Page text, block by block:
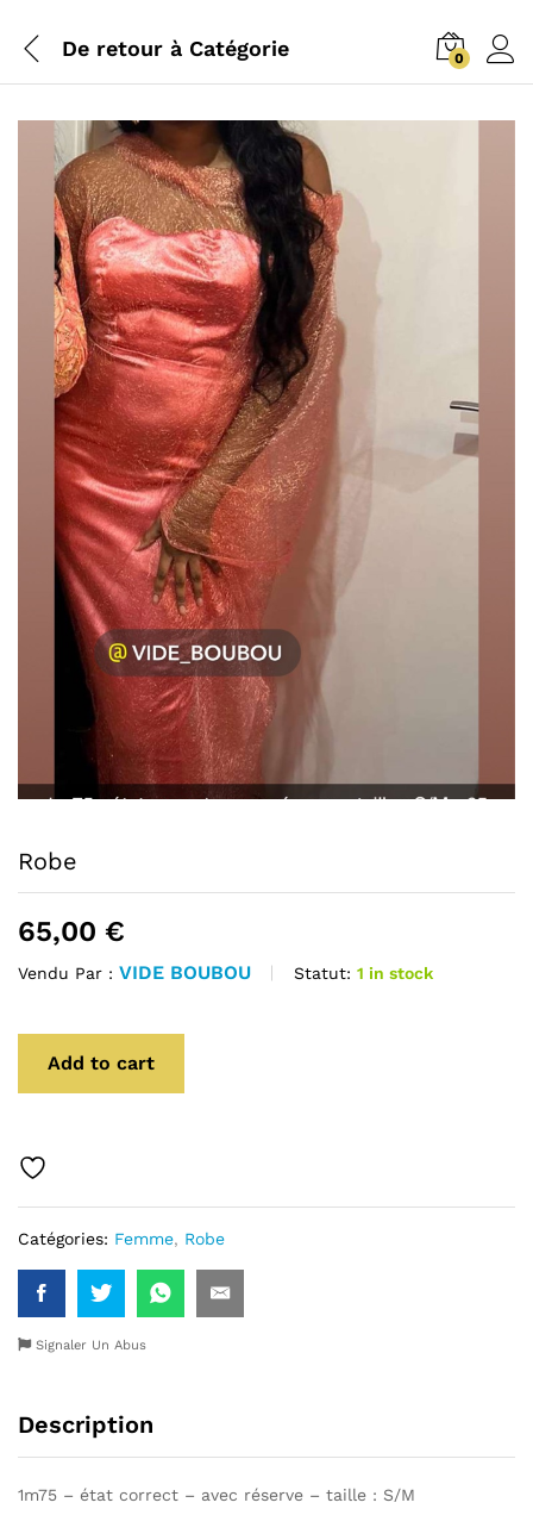
De retour à Catégorie 0
Robe
65,00 €
Vendu Par : VIDE BOUBOU Statut: 1 in stock
Add to cart
Catégories: Femme, Robe
Signaler Un Abus
Description
1m75 – état correct – avec réserve – taille : S/M